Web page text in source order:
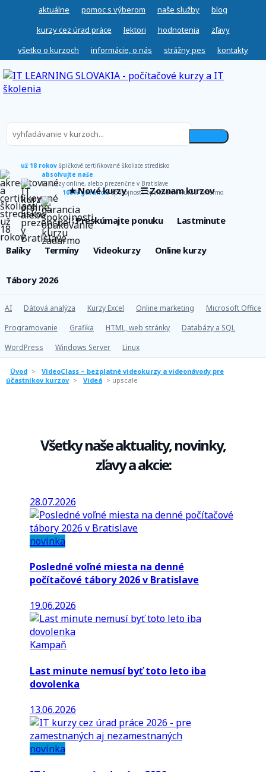
aktuálne pomoc s výberom naše služby
blog
kurzy cez úrad práce
lektori hodnotenia
zľavy
všetko o kurzoch
informácie, o nás strážny pes kontakty
už 18 rokov špičkové certifikované školiace stredisko
absolvujte naše
IT kurzy online, alebo prezenčne v Bratislave
100% garanciaspokojnosti, opakovanie kurzu zadarmo
★ Nové kurzy ☰ Zoznam kurzov
∷ Preskúmajte ponuku Lastminute
Balíky Termíny Videokurzy Online kurzy
Tábory 2026
AI Dátová analýza Kurzy Excel Online marketing
Microsoft Office
Programovanie
Grafika HTML, web stránky
Databázy a SQL
WordPress
Windows Server Linux
Úvod >
VideoClass – bezplatné videokurzy a videonávody pre
účastníkov kurzov > Videá > upscale
Všetky naše aktuality, novinky,
zľavy a akcie:
28.07.2026
novinka
Posledné voľné miesta na denné
počítačové tábory 2026 v Bratislave
19.06.2026
Kampaň
Last minute nemusí byť toto leto iba
dovolenka
13.06.2026
novinka